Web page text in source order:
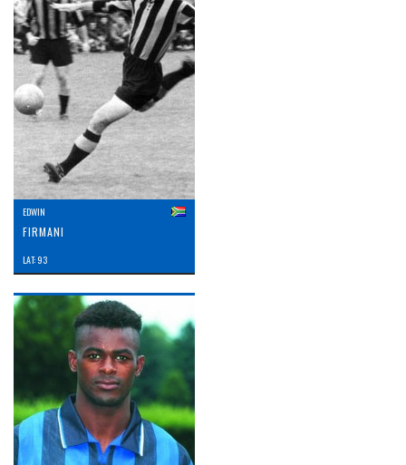
EDWIN
FIRMANI
LAT: 93